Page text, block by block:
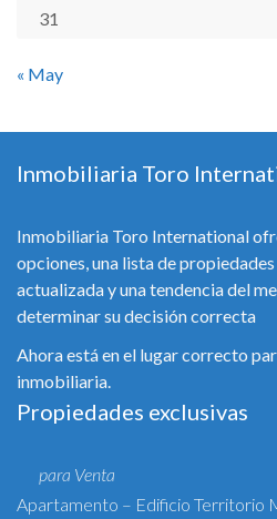
31
« May
Inmobiliaria Toro
Inmobiliaria Toro International
opciones, una lista de
actualizada y una tendencia del
determinar su decisión correcta
Ahora está en el lugar correcto
inmobiliaria.
Propiedades exclusivas
para Venta
Apartamento – Edificio Territorio